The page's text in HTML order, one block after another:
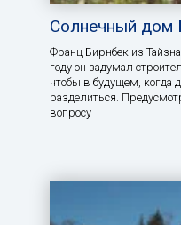
Солнечный дом
Франц Бирнбек из
году он задумал
чтобы в будущем, когда
разделиться.
вопросу